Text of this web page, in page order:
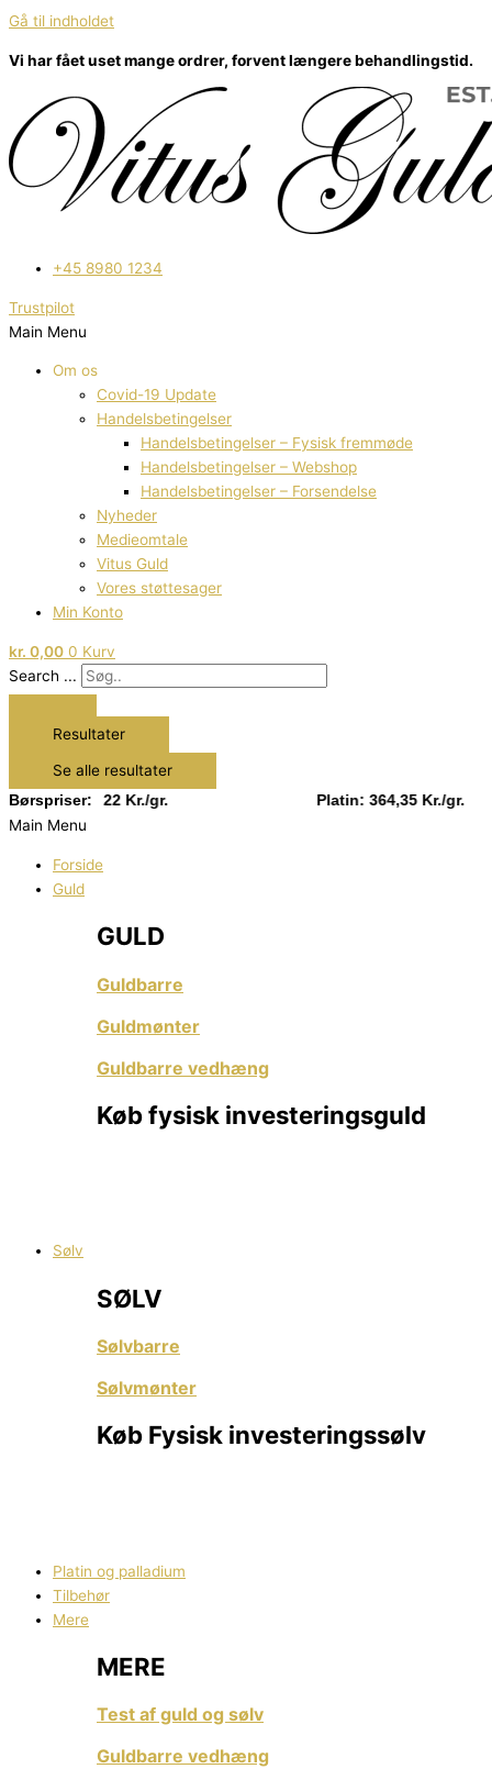
Gå til indholdet
Vi har fået uset mange ordrer, forvent længere behandlingstid.
+45 8980 1234
Trustpilot
Main Menu
Om os
Covid-19 Update
Handelsbetingelser
Handelsbetingelser – Fysisk fremmøde
Handelsbetingelser – Webshop
Handelsbetingelser – Forsendelse
Nyheder
Medieomtale
Vitus Guld
Vores støttesager
Min Konto
kr. 0,00 0 Kurv
Search ...
Resultater
Se alle resultater
Børspriser:
Sølv: 13,22 Kr./gr. Platin: 364,35 Kr./gr.
Main Menu
Forside
Guld
GULD
Guldbarre
Guldmønter
Guldbarre vedhæng
Køb fysisk investeringsguld
Sølv
SØLV
Sølvbarre
Sølvmønter
Køb Fysisk investeringssølv
Platin og palladium
Tilbehør
Mere
MERE
Test af guld og sølv
Guldbarre vedhæng